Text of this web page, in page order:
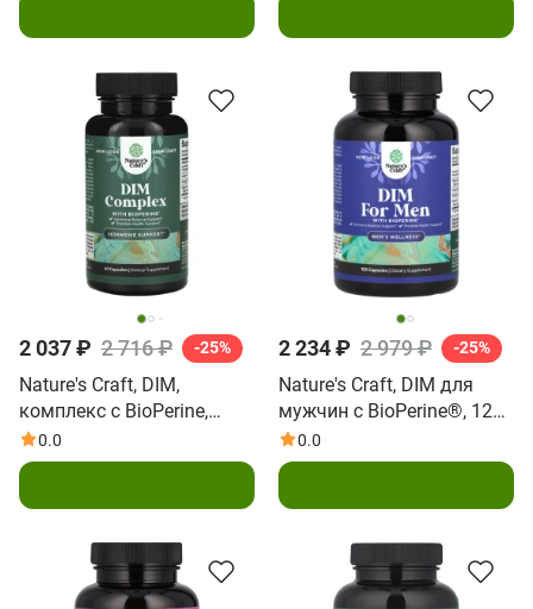
2 037 ₽ 2 716 ₽ -25%
Nature's Craft, DIM,
комплекс с BioPerine,
60 капсул
0.0
2 234 ₽ 2 979 ₽ -25%
Nature's Craft, DIM для
мужчин с BioPerine®, 120
капсул
0.0